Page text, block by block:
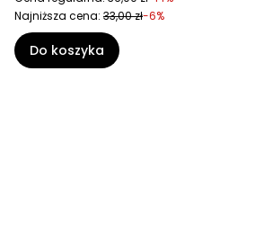
Najniższa cena: 33,00 zł-6%
Do koszyka